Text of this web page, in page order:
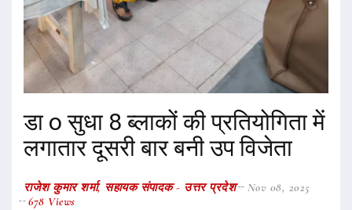
डा o सुधा 8 ब्लाकों की प्रतियोगिता में
लगातार दूसरी बार बनी उप विजेता
राजेश कुमार शर्मा, सहायक संपादक - उत्तर प्रदेश
Nov 08, 2025
678 Views